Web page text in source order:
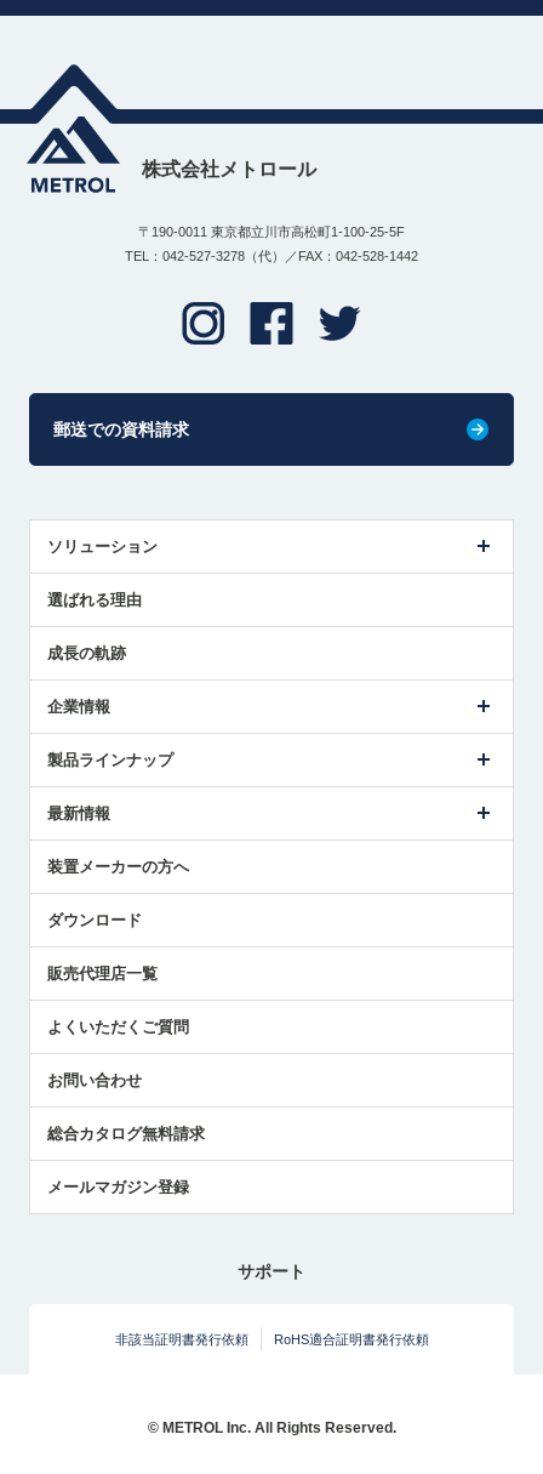
株式会社メトロール
〒190-0011 東京都立川市高松町1-100-25-5F
TEL：042-527-3278（代）／FAX：042-528-1442
郵送での資料請求
ソリューション
解決策提案
選ばれる理由
成長の軌跡
企業情報
ごあいさつ
受賞履歴
採用情報
国/地域/言語
製品ラインナップ
ツールセッタ製品
エアマイクロセンサ製品
最新情報
メトロールの技術
社員ブログ
中小企業のBCP地震対策
センサのテクニカルガイド
社長ブログ
装置メーカーの方へ
ダウンロード
販売代理店一覧
よくいただくご質問
お問い合わせ
総合カタログ無料請求
メールマガジン登録
サポート
非該当証明書発行依頼 RoHS適合証明書発行依頼
© METROL Inc. All Rights Reserved.